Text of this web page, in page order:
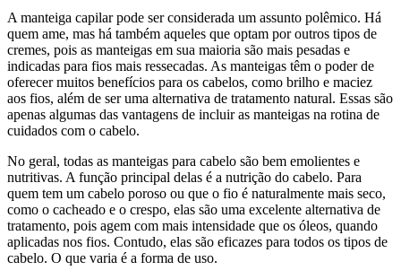
Compartilhar
A manteiga capilar pode ser considerada um assunto polêmico. Há
quem ame, mas há também aqueles que optam por outros tipos de
cremes, pois as manteigas em sua maioria são mais pesadas e
indicadas para fios mais ressecadas. As manteigas têm o poder de
oferecer muitos benefícios para os cabelos, como brilho e maciez
aos fios, além de ser uma alternativa de tratamento natural. Essas são
apenas algumas das vantagens de incluir as manteigas na rotina de
cuidados com o cabelo.
No geral, todas as manteigas para cabelo são bem emolientes e
nutritivas. A função principal delas é a nutrição do cabelo. Para
quem tem um cabelo poroso ou que o fio é naturalmente mais seco,
como o cacheado e o crespo, elas são uma excelente alternativa de
tratamento, pois agem com mais intensidade que os óleos, quando
aplicadas nos fios. Contudo, elas são eficazes para todos os tipos de
cabelo. O que varia é a forma de uso.